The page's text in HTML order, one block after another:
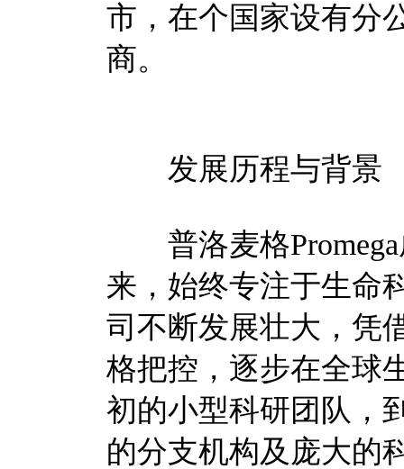
市，在个国家设有分
商。
发展历程与背景
普洛麦格Promega
来，始终专注于生命
司不断发展壮大，凭
格把控，逐步在全球
初的小型科研团队，
的分支机构及庞大的